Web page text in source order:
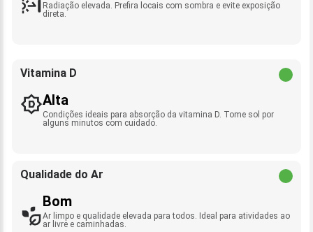
Radiação elevada. Prefira locais com sombra e evite exposição
direta.
Vitamina D
Alta
Condições ideais para absorção da vitamina D. Tome sol por
alguns minutos com cuidado.
Qualidade do Ar
Bom
Ar limpo e qualidade elevada para todos. Ideal para atividades ao
ar livre e caminhadas.